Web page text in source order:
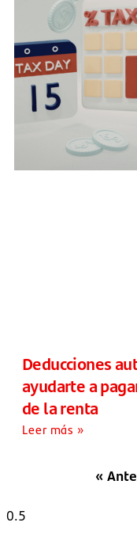
Deducciones
ayudarte a
de la renta
Leer más »
«